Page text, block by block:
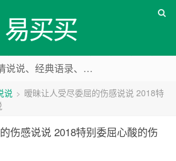
易买买
本站后续将专注心情说说、经典语录、心情随笔等
链接
说 > 暧昧让人受尽委屈的伤感说说 2018特
伤感说说 2018特别委屈心酸的伤